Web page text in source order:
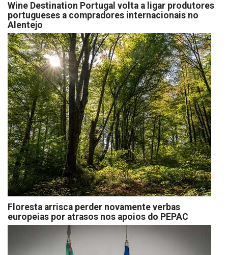
Wine Destination Portugal volta a ligar produtores
portugueses a compradores internacionais no
Alentejo
Floresta arrisca perder novamente verbas
europeias por atrasos nos apoios do PEPAC